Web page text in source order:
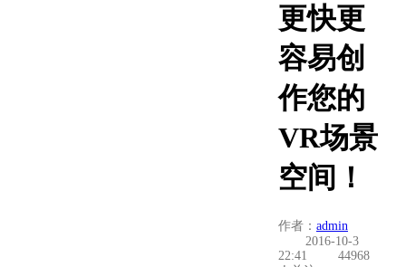
更快更
容易创
作您的
VR场景
空间！
作者： admin
2016-10-3
22:41
44968